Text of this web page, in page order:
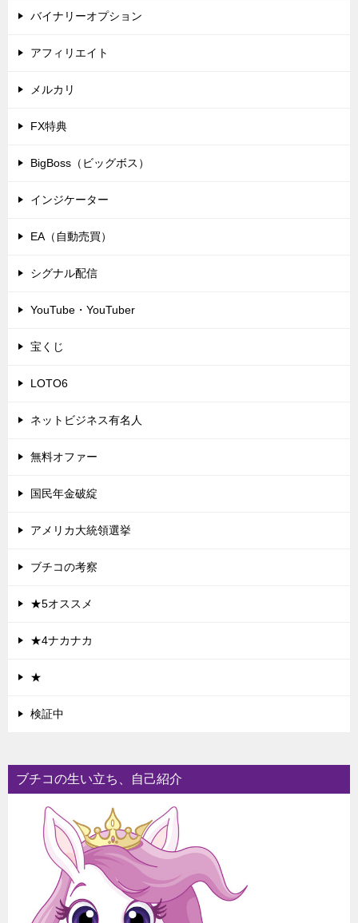
バイナリーオプション
アフィリエイト
メルカリ
FX特典
BigBoss（ビッグボス）
インジケーター
EA（自動売買）
シグナル配信
YouTube・YouTuber
宝くじ
LOTO6
ネットビジネス有名人
無料オファー
国民年金破綻
アメリカ大統領選挙
ブチコの考察
★5オススメ
★4ナカナカ
★
検証中
ブチコの生い立ち、自己紹介